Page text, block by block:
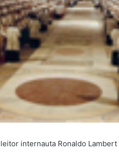
leitor internauta Ronaldo